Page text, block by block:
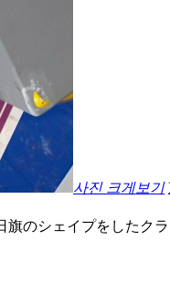
사진 크게보기
のシェイプをしたク